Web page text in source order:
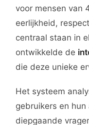
voor mensen van
eerlijkheid,
centraal staan in
ontwikkelde de
die deze unieke
Het systeem
gebruikers en
diepgaande